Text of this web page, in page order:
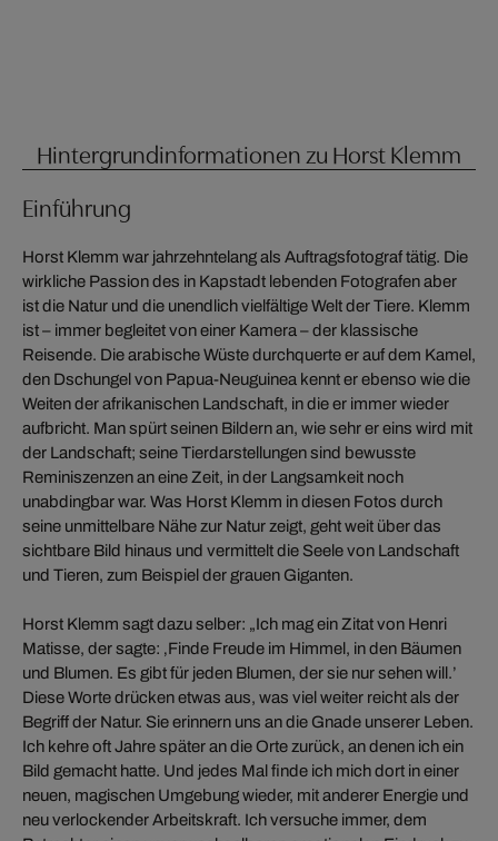
Hintergrundinformationen zu Horst Klemm
Einführung
Horst Klemm war jahrzehntelang als Auftragsfotograf tätig. Die
wirkliche Passion des in Kapstadt lebenden Fotografen aber
ist die Natur und die unendlich vielfältige Welt der Tiere. Klemm
ist – immer begleitet von einer Kamera – der klassische
Reisende. Die arabische Wüste durchquerte er auf dem Kamel,
den Dschungel von Papua-Neuguinea kennt er ebenso wie die
Weiten der afrikanischen Landschaft, in die er immer wieder
aufbricht. Man spürt seinen Bildern an, wie sehr er eins wird mit
der Landschaft; seine Tierdarstellungen sind bewusste
Reminiszenzen an eine Zeit, in der Langsamkeit noch
unabdingbar war. Was Horst Klemm in diesen Fotos durch
seine unmittelbare Nähe zur Natur zeigt, geht weit über das
sichtbare Bild hinaus und vermittelt die Seele von Landschaft
und Tieren, zum Beispiel der grauen Giganten.
Horst Klemm sagt dazu selber: „Ich mag ein Zitat von Henri
Matisse, der sagte: ‚Finde Freude im Himmel, in den Bäumen
und Blumen. Es gibt für jeden Blumen, der sie nur sehen will.’
Diese Worte drücken etwas aus, was viel weiter reicht als der
Begriff der Natur. Sie erinnern uns an die Gnade unserer Leben.
Ich kehre oft Jahre später an die Orte zurück, an denen ich ein
Bild gemacht hatte. Und jedes Mal finde ich mich dort in einer
neuen, magischen Umgebung wieder, mit anderer Energie und
neu verlockender Arbeitskraft. Ich versuche immer, dem